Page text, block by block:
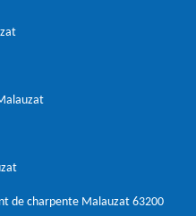
de charpente Malauzat 63200